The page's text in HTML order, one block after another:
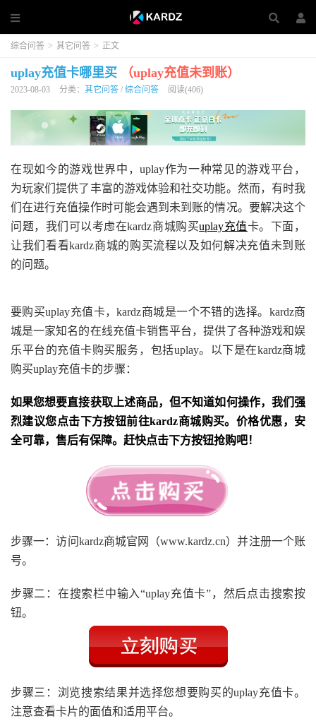
综合问答 > 其它问答 > 正文
uplay充值卡哪里买 （uplay充值未到账）
2023-08-03 分类： 其它问答 / 综合问答 阅读(406)
在现如今的游戏世界中，uplay作为一种常见的游戏平台，
为玩家们提供了丰富的游戏体验和社交功能。然而，有时我
们在进行充值操作时可能会遇到未到账的情况。要解决这个
问题，我们可以考虑在kardz商城购买uplay充值卡。下面，
让我们看看kardz商城的购买流程以及如何解决充值未到账
的问题。
要购买uplay充值卡，kardz商城是一个不错的选择。kardz商
城是一家知名的在线充值卡销售平台，提供了各种游戏和娱
乐平台的充值卡购买服务，包括uplay。以下是在kardz商城
购买uplay充值卡的步骤：
如果您想要直接获取上述商品，但不知道如何操作，我们强
烈建议您点击下方按钮前往kardz商城购买。价格优惠，安
全可靠，售后有保障。赶快点击下方按钮抢购吧！
步骤一：访问kardz商城官网（www.kardz.cn）并注册一个账
号。
步骤二：在搜索栏中输入“uplay充值卡”，然后点击搜索按
钮。
步骤三：浏览搜索结果并选择您想要购买的uplay充值卡。
注意查看卡片的面值和适用平台。